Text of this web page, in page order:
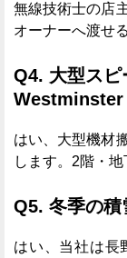
無線技術士の店
オーナーへ渡せ
Q4. 大型ス
Westminster
はい、大型機材
します。2階・
Q5. 冬季の積
はい、当社は長